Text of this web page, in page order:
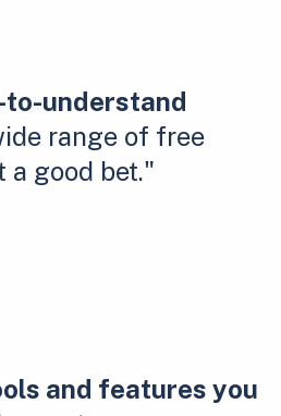
to-understand
range of free
a good bet."
and features you